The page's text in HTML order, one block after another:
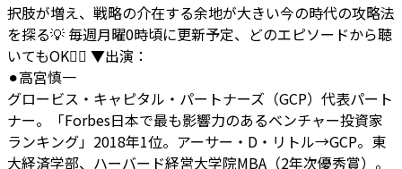
択肢が増え、戦略の介在する余地が大きい今の時代の攻略法
を探る💡 毎週月曜0時頃に更新予定、どのエピソードから聴
いてもOK🙆‍♂️ ▼出演：
⚫︎高宮慎一
グロービス・キャピタル・パートナーズ（GCP）代表パート
ナー。「Forbes日本で最も影響力のあるベンチャー投資家
ランキング」2018年1位。アーサー・D・リトル→GCP。東
大経済学部、ハーバード経営大学院MBA（2年次優秀賞）。